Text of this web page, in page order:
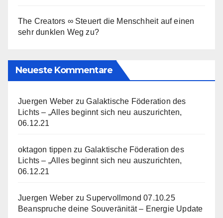
The Creators ∞ Steuert die Menschheit auf einen
sehr dunklen Weg zu?
Neueste Kommentare
Juergen Weber zuGalaktische Föderation des
Lichts – „Alles beginnt sich neu auszurichten,
06.12.21
oktagon tippen zu Galaktische Föderation des
Lichts – „Alles beginnt sich neu auszurichten,
06.12.21
Juergen Weber zu Supervollmond 07.10.25
Beanspruche deine Souveränität – Energie Update